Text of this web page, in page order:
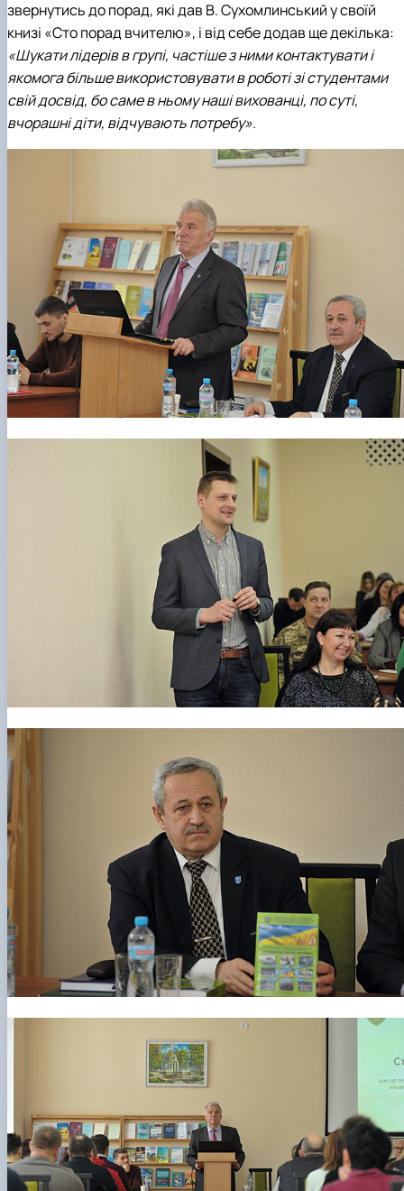
звернутись до порад, які дав В. Сухомлинський у своїй
книзі «Сто порад вчителю», і від себе додав ще декілька:
«Шукати лідерів в групі, частіше з ними контактувати і
якомога більше використовувати в роботі зі студентами
свій досвід, бо саме в ньому наші вихованці, по суті,
вчорашні діти, відчувають потребу».